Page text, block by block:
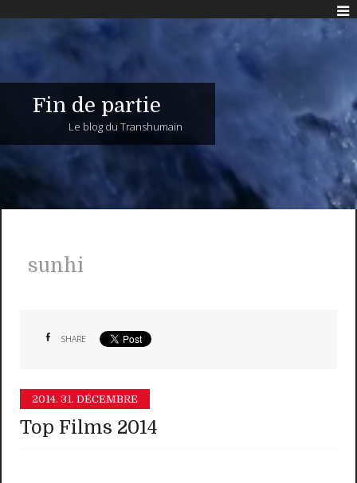
Fin de partie
Le blog du Transhumain
sunhi
SHARE
2014. 31. DÉCEMBRE
Top Films 2014